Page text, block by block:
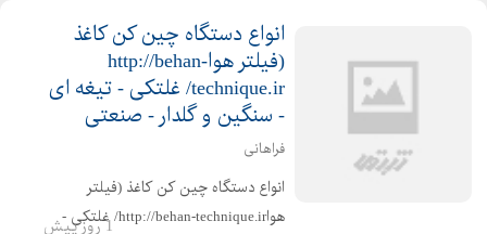
انواع دستگاه چين کن کاغذ
(فيلتر هواhttp://behan-
technique.ir/ غلتکی - تیغه ای
- سنگین و گلدار - صنعتی
فراهانی
انواع دستگاه چين کن کاغذ (فيلتر
هواhttp://behan-technique.ir/ غلتکی -
1 روز پیش